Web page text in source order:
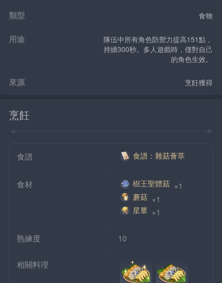
類型 食物
用途
隊伍中所有角色防禦力提高151點，
持續300秒。多人遊戲時，僅對自己
的角色生效。
來源 烹飪獲得
烹飪
食譜 食譜：雜菇薈萃
食材 樹王聖體菇 ×1
蘑菇 ×1
星蕈 ×1
熟練度 10
相關料理